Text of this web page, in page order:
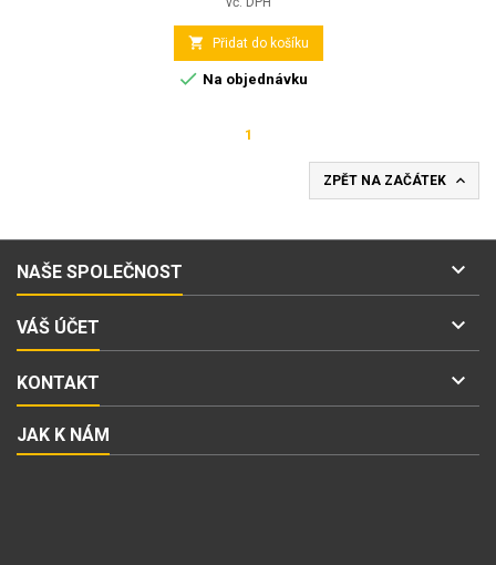
 Přidat do košíku
 Na objednávku
1
ZPĚT NA ZAČÁTEK 
NAŠE SPOLEČNOST 
VÁŠ ÚČET 
KONTAKT 
JAK K NÁM